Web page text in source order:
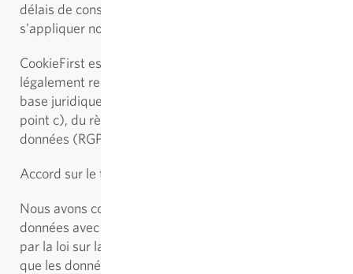
délais de conservation légaux obligatoires peuvent
s'appliquer nonobstant ce qui précède.
CookieFirst est utilisé pour obtenir le consentement
légalement requis pour l'utilisation de cookies. La
base juridique pour cela est l'article 6, paragraphe 1,
point c), du règlement général sur la protection des
données (RGPD).
Accord sur le traitement des données
Nous avons conclu un accord de traitement des
données avec CookieFirst. Il s'agit d'un contrat requis
par la loi sur la protection des données, qui garantit
que les données des visiteurs de notre site Web ne